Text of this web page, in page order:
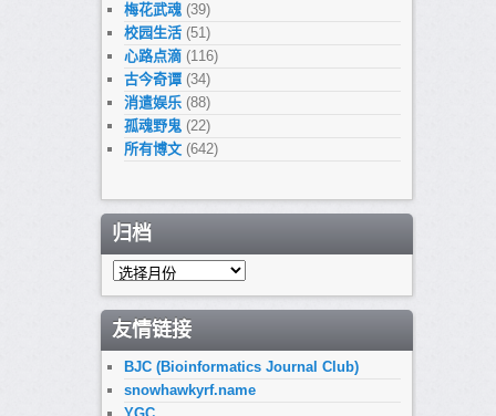
梅花武魂(39)
校园生活(51)
心路点滴(116)
古今奇谭(34)
消遣娱乐(88)
孤魂野鬼(22)
所有博文(642)
归档
归
友情链接
BJC (Bioinformatics Journal Club)
snowhawkyrf.name